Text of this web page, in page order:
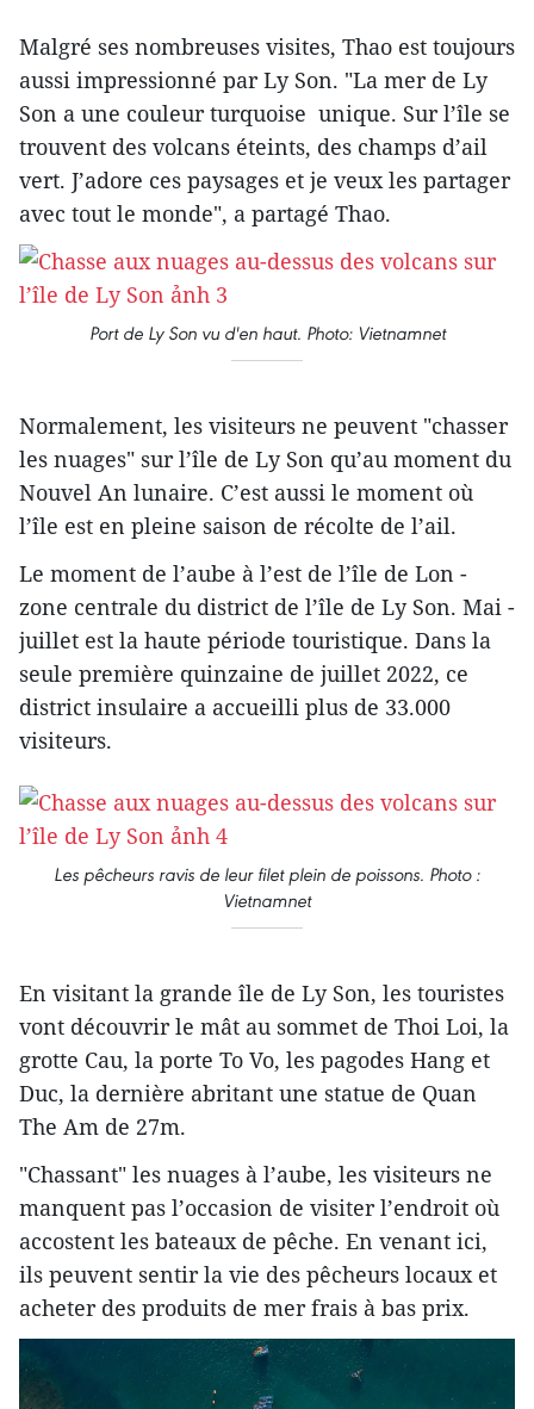
Malgré ses nombreuses visites, Thao est toujours
aussi impressionné par Ly Son. "La mer de Ly
Son a une couleur turquoise unique. Sur l’île se
trouvent des volcans éteints, des champs d’ail
vert. J’adore ces paysages et je veux les partager
avec tout le monde", a partagé Thao.
Port de Ly Son vu d'en haut. Photo: Vietnamnet
Normalement, les visiteurs ne peuvent "chasser
les nuages" sur l’île de Ly Son qu’au moment du
Nouvel An lunaire. C’est aussi le moment où
l’île est en pleine saison de récolte de l’ail.
Le moment de l’aube à l’est de l’île de Lon -
zone centrale du district de l’île de Ly Son. Mai -
juillet est la haute période touristique. Dans la
seule première quinzaine de juillet 2022, ce
district insulaire a accueilli plus de 33.000
visiteurs.
Les pêcheurs ravis de leur filet plein de poissons. Photo :
Vietnamnet
En visitant la grande île de Ly Son, les touristes
vont découvrir le mât au sommet de Thoi Loi, la
grotte Cau, la porte To Vo, les pagodes Hang et
Duc, la dernière abritant une statue de Quan
The Am de 27m.
"Chassant" les nuages à l’aube, les visiteurs ne
manquent pas l’occasion de visiter l’endroit où
accostent les bateaux de pêche. En venant ici,
ils peuvent sentir la vie des pêcheurs locaux et
acheter des produits de mer frais à bas prix.